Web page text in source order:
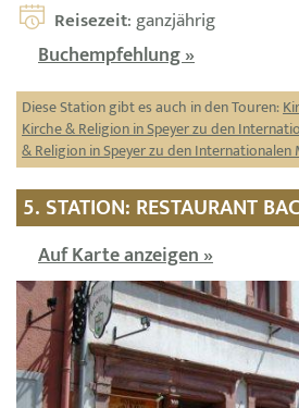
Reisezeit: ganzjährig
Buchempfehlung »
Diese Station gibt es auch in den Touren:
Kirche & Religion in Speyer zu den
& Religion in Speyer zu den
5. STATION: RESTAURANT
Auf Karte anzeigen »